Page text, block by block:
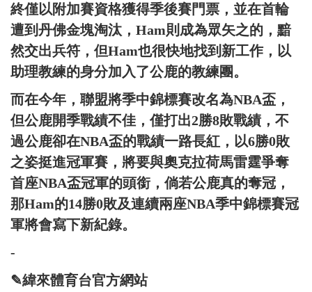
終僅以附加賽資格獲得季後賽門票，並在首輪
遭到丹佛金塊淘汰，Ham則成為眾矢之的，黯
然交出兵符，但Ham也很快地找到新工作，以
助理教練的身分加入了公鹿的教練團。
而在今年，聯盟將季中錦標賽改名為NBA盃，
但公鹿開季戰績不佳，僅打出2勝8敗戰績，不
過公鹿卻在NBA盃的戰績一路長紅，以6勝0敗
之姿挺進冠軍賽，將要與奧克拉荷馬雷霆爭奪
首座NBA盃冠軍的頭銜，倘若公鹿真的奪冠，
那Ham的14勝0敗及連續兩座NBA季中錦標賽冠
軍將會寫下新紀錄。
-
✎緯來體育台官方網站